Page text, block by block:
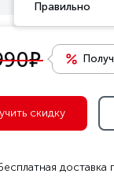
е
скидку
доставка